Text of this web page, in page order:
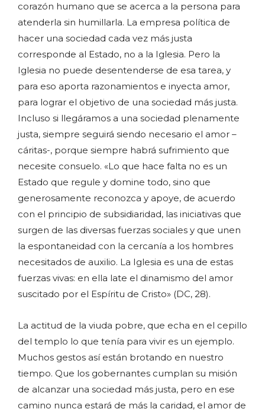
corazón humano que se acerca a la persona para
atenderla sin humillarla. La empresa política de
hacer una sociedad cada vez más justa
corresponde al Estado, no a la Iglesia. Pero la
Iglesia no puede desentenderse de esa tarea, y
para eso aporta razonamientos e inyecta amor,
para lograr el objetivo de una sociedad más justa.
Incluso si llegáramos a una sociedad plenamente
justa, siempre seguirá siendo necesario el amor –
cáritas-, porque siempre habrá sufrimiento que
necesite consuelo. «Lo que hace falta no es un
Estado que regule y domine todo, sino que
generosamente reconozca y apoye, de acuerdo
con el principio de subsidiaridad, las iniciativas que
surgen de las diversas fuerzas sociales y que unen
la espontaneidad con la cercanía a los hombres
necesitados de auxilio. La Iglesia es una de estas
fuerzas vivas: en ella late el dinamismo del amor
suscitado por el Espíritu de Cristo» (DC, 28).
La actitud de la viuda pobre, que echa en el cepillo
del templo lo que tenía para vivir es un ejemplo.
Muchos gestos así están brotando en nuestro
tiempo. Que los gobernantes cumplan su misión
de alcanzar una sociedad más justa, pero en ese
camino nunca estará de más la caridad, el amor de